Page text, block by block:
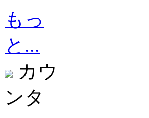
もっ
と...
カウ
ンタ